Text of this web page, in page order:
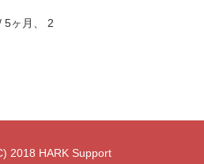
5ヶ月、 2
2018 HARK Support